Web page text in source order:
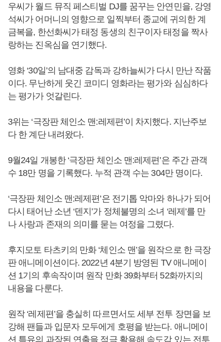
우씨가 월드 뮤직 페스티벌 DJ를 꿈꾸는 안연민을, 강영
석씨가 어머니의 영향으로 일찍부터 종교에 귀의한 계
금복을, 한선화씨가 태정 동생의 친구이자 태정을 짝사
랑하는 진옥심을 연기했다.
영화 ‘30일’의 남대중 감독과 강하늘씨가 다시 만난 작품
이다. 무난하게 웃긴 코미디 영화라는 평가와 심심하다
는 평가가 엇갈린다.
3위는 ‘극장판 체인소 맨:레제편’이 차지했다. 지난주보
다 한 계단 내려왔다.
9월24일 개봉한 ‘극장판 체인소 맨:레제편’은 주간 관객
수 18만 명을 기록했다. 누적 관객 수는 304만 명이다.
‘극장판 체인소 맨:레제편’은 전기톱 악마와 하나가 되어
다시 태어난 소년 ‘덴지’가 정체불명의 소녀 ‘레제’를 만
나 사랑과 존재의 의미를 묻는 여정을 그렸다.
후지모토 타츠키의 만화 ‘체인소 맨’을 원작으로 한 극장
판 애니메이션이다. 2022년 4분기 방영된 TV 애니메이
션 1기의 후속작이며 원작 만화 39화부터 52화까지의
내용을 다룬다.
원작 ‘레제편’을 충실히 따르면서도 세부 전투 장면을 보
강해 팬들과 입문자 모두에게 호평을 받는다. 애니메이
션 특유의 과장된 연출을 적극 활용해 속도감 있는 전투